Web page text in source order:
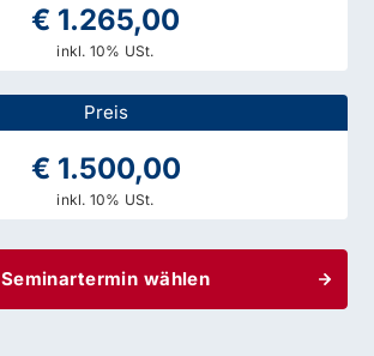
€ 1.265,00
inkl. 10% USt.
Preis
€ 1.500,00
inkl. 10% USt.
Seminartermin wählen